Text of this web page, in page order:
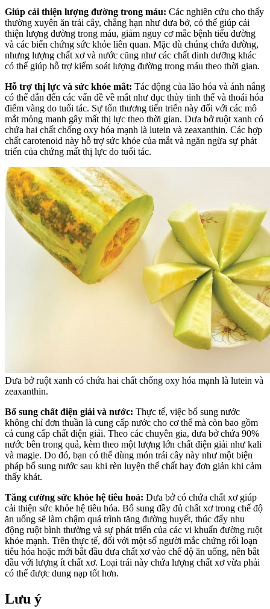
Giúp cải thiện lượng đường trong máu: Các nghiên cứu cho thấy
thường xuyên ăn trái cây, chẳng hạn như dưa bở, có thể giúp cải
thiện lượng đường trong máu, giảm nguy cơ mắc bệnh tiểu đường
và các biến chứng sức khỏe liên quan. Mặc dù chúng chứa đường,
nhưng lượng chất xơ và nước cũng như các chất dinh dưỡng khác
có thể giúp hỗ trợ kiểm soát lượng đường trong máu theo thời gian.
Hỗ trợ thị lực và sức khỏe mắt: Tác động của lão hóa và ánh nắng
có thể dẫn đến các vấn đề về mắt như đục thủy tinh thể và thoái hóa
điểm vàng do tuổi tác. Sự tổn thương tiến triển này đối với các mô
mắt mỏng manh gây mất thị lực theo thời gian. Dưa bở ruột xanh có
chứa hai chất chống oxy hóa mạnh là lutein và zeaxanthin. Các hợp
chất carotenoid này hỗ trợ sức khỏe của mắt và ngăn ngừa sự phát
triển của chứng mất thị lực do tuổi tác.
Dưa bở ruột xanh có chứa hai chất chống oxy hóa mạnh là lutein và
zeaxanthin.
Bổ sung chất điện giải và nước: Thực tế, việc bổ sung nước
không chỉ đơn thuần là cung cấp nước cho cơ thể mà còn bao gồm
cả cung cấp chất điện giải. Theo các chuyên gia, dưa bở chứa 90%
nước bên trong quả, kèm theo một lượng lớn chất điện giải như kali
và magie. Do đó, bạn có thể dùng món trái cây này như một biện
pháp bổ sung nước sau khi rèn luyện thể chất hay đơn giản khi cảm
thấy khát.
Tăng cường sức khỏe hệ tiêu hoá: Dưa bở có chứa chất xơ giúp
cải thiện sức khỏe hệ tiêu hóa. Bổ sung đầy đủ chất xơ trong chế độ
ăn uống sẽ làm chậm quá trình tăng đường huyết, thúc đẩy nhu
động ruột bình thường và sự phát triển của các vi khuẩn đường ruột
khỏe mạnh. Trên thực tế, đối với một số người mắc chứng rối loạn
tiêu hóa hoặc mới bắt đầu đưa chất xơ vào chế độ ăn uống, nên bắt
đầu với lượng ít chất xơ. Loại trái này chứa lượng chất xơ vừa phải
có thể được dung nạp tốt hơn.
Lưu ý